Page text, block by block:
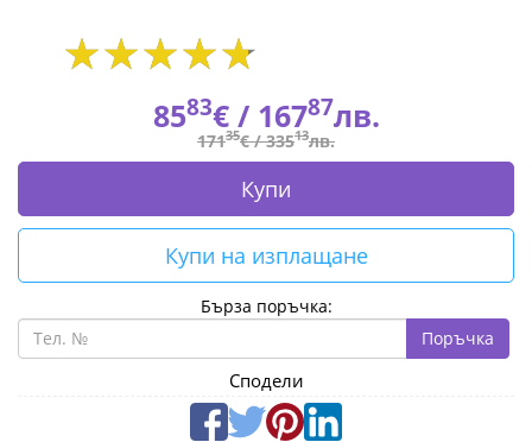
8583€ / 16787лв.
17135€ /33513лв.
Купи
Купи на изплащане
Бърза поръчка:
Поръчка
Сподели